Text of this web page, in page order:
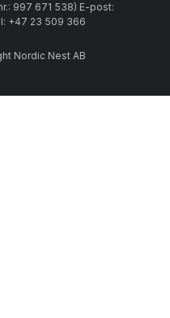
og livsstiler.
997 671 538) E-post:
+47 23 509 366
Nordic Nest AB